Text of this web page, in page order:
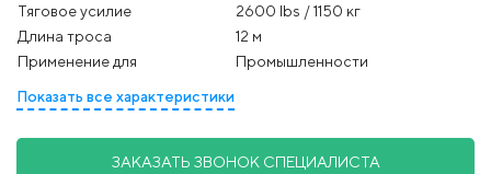
Тяговое усилие
2600 lbs / 1150 кг
Длина троса
12 м
Применение для
Промышленности
Показать все характеристики
ЗАКАЗАТЬ ЗВОНОК СПЕЦИАЛИСТА